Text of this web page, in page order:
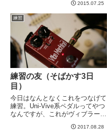
以来のアニソンバンドの練習 in
池袋でした。これまで所属した中
で、疑いなく最大音量を叩き出す
ドラマー「兄貴」がちょっと半
年...
2015.07.25
練習
練習の友（そばかす3日
目）
今日はなんとなくこれをつなげて
練習。Uni-Vive系ペダルってやつ
なんですが、これがヴィブラート
れるのでコーラスモードで使用。
2017.08.28